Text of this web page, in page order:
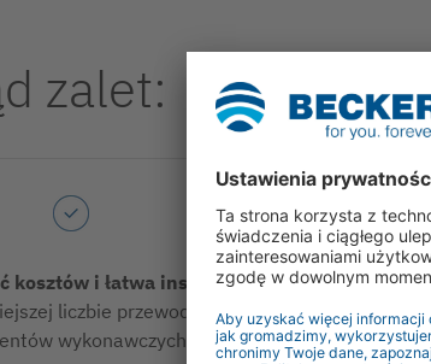
zalet:
kosztów i łatwa instalacja
liczbie przewodów i
wykonawczych